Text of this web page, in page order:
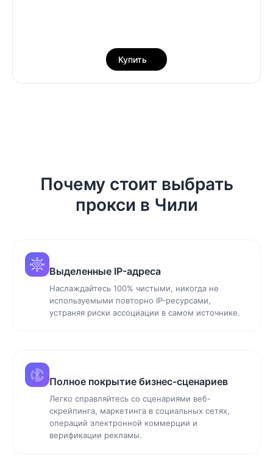
Купить
Почему стоит выбрать
прокси в Чили
Выделенные IP-адреса
Наслаждайтесь 100% чистыми, никогда не
используемыми повторно IP-ресурсами,
устраняя риски ассоциации в самом источнике.
Полное покрытие бизнес-сценариев
Легко справляйтесь со сценариями веб-
скрейпинга, маркетинга в социальных сетях,
операций электронной коммерции и
верификации рекламы.